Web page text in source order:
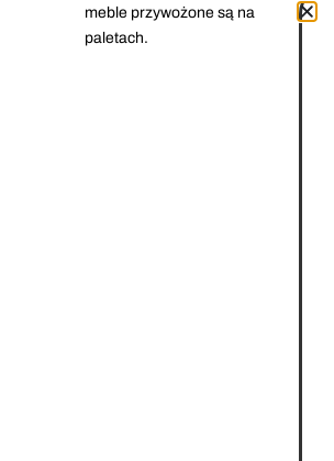
meble przywożone są na
paletach.